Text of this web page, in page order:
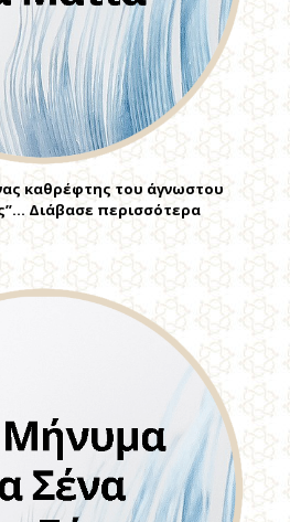
καθρέφτης του άγνωστου
Διάβασε περισσότερα